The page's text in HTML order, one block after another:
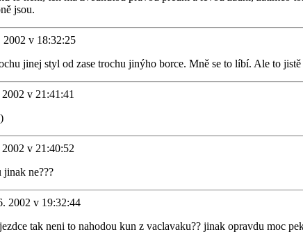
jsou.
2002 v 18:32:25
jinej styl od zase trochu jinýho borce. Mně se to líbí. Ale to jistě
v 21:41:41
2002 v 21:40:52
jinak ne???
2002 v 19:32:44
tak neni to nahodou kun z vaclavaku?? jinak opravdu moc